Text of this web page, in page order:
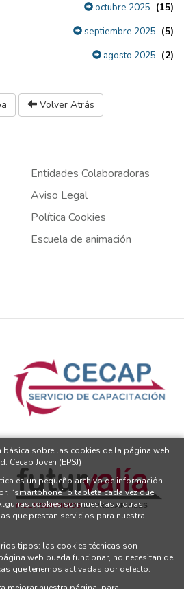
octubre 2025 (15)
septiembre 2025 (5)
agosto 2025 (2)
Volver Atrás
Entidades Colaboradoras
Aviso Legal
Política Cookies
Escuela de animación
básica sobre las cookies de la página web
Joven (EPSJ)
es un pequeño archivo de información
“smartphone” o tableta cada vez que
cookies son nuestras y otras
que prestan servicios para nuestra
tipos: las cookies técnicas son
web pueda funcionar, no necesitan de
que tenemos activadas por defecto.